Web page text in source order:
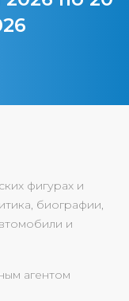
фигурах и
биографии,
и
агентом